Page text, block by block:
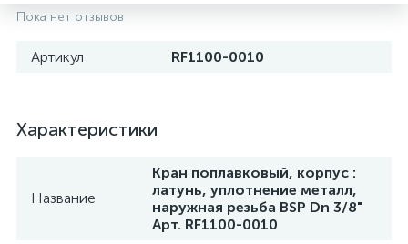
Пока нет отзывов
Артикул RF1100-0010
Характеристики
Название
Кран поплавковый, корпус :
латунь, уплотнение металл,
наружная резьба BSP Dn 3/8"
Арт. RF1100-0010